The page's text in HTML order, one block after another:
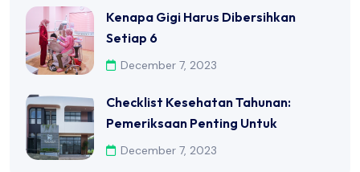
Kenapa Gigi Harus Dibersihkan
Setiap 6
December 7, 2023
Checklist Kesehatan Tahunan:
Pemeriksaan Penting Untuk
December 7, 2023